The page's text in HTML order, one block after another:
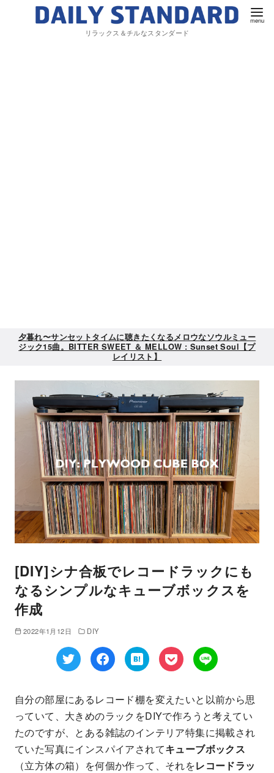
リラックス＆チルなスタンダード
夕暮れ〜サンセットタイムに聴きたくなるメロウなソウルミュー
ジック15曲。BITTER SWEET ＆ MELLOW : Sunset Soul【プ
レイリスト】
[DIY]シナ合板でレコードラックにも
なるシンプルなキューブボックスを
作成
2022年1月12日 DIY
自分の部屋にあるレコード棚を変えたいと以前から思
っていて、大きめのラックをDIYで作ろうと考えてい
たのですが、とある雑誌のインテリア特集に掲載され
ていた写真にインスパイアされてキューブボックス
（立方体の箱）を何個か作って、それをレコードラッ